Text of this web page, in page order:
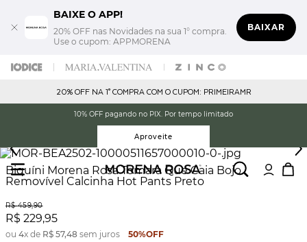
BAIXE O APP!
20% OFF nas Novidades na sua 1° compra.
Use o cupom: APPMORENA
BAIXAR
20% OFF NA 1° COMPRA COM O CUPOM: PRIMEIRAMR
10% OFF pagando no PIX. Por tempo limitado
Aproveite
Biquíni Morena Rosa Tomara Que Caia Bojo
Removível Calcinha Hot Pants Preto
R$ 459,90
R$ 229,95
ou 4x de R$ 57,48 sem juros 50%OFF